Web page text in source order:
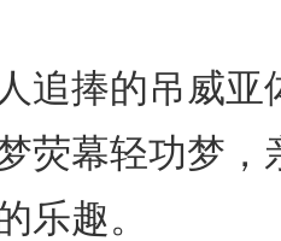
捧的吊威亚
荧幕轻功梦，
乐趣。